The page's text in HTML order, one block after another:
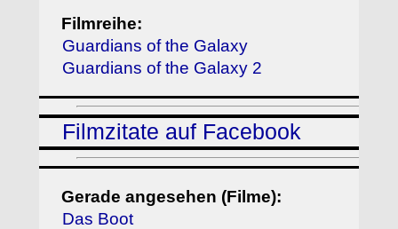
Filmreihe:
Guardians of the Galaxy
Guardians of the Galaxy 2
Filmzitate auf Facebook
Gerade angesehen (Filme):
Das Boot